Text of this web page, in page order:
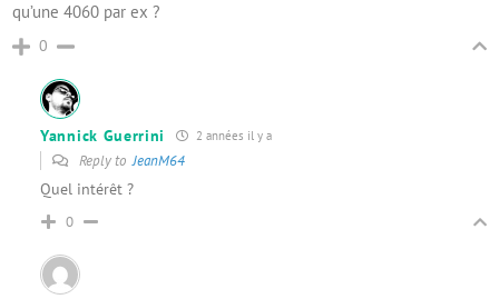
qu’une 4060 par ex ?
0
Yannick Guerrini 2 années il y a
Reply toJeanM64
Quel intérêt ?
0